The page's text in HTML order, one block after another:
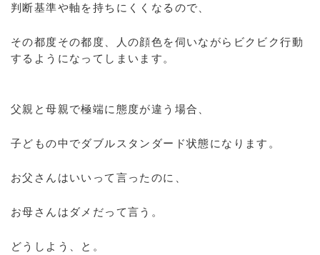
判断基準や軸を持ちにくくなるので、
その都度その都度、人の顔色を伺いながらビクビク行動
するようになってしまいます。
父親と母親で極端に態度が違う場合、
子どもの中でダブルスタンダード状態になります。
お父さんはいいって言ったのに、
お母さんはダメだって言う。
どうしよう、と。